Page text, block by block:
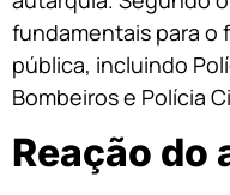
fundamentais para o
pública, incluindo
Bombeiros e Polícia
Reação do